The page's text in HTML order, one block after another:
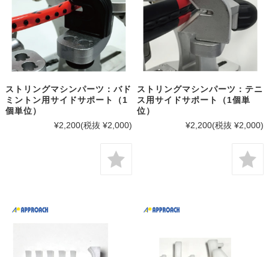
ストリングマシンパーツ：バド
ミントン用サイドサポート（1
個単位）
¥2,200(税抜 ¥2,000)
ストリングマシンパーツ：テニ
ス用サイドサポート（1個単
位）
¥2,200(税抜 ¥2,000)